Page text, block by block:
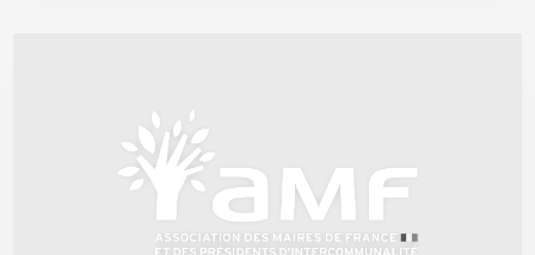
29 Avr 2013 - Réf: BW11873